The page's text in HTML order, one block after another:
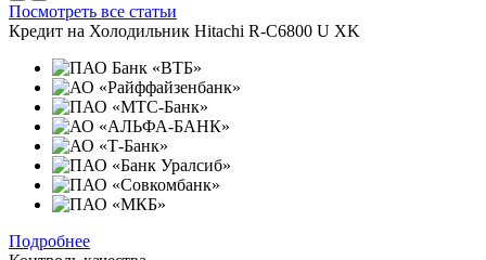
Посмотреть все статьи
Кредит на Холодильник Hitachi R-C6800 U XK
Подробнее